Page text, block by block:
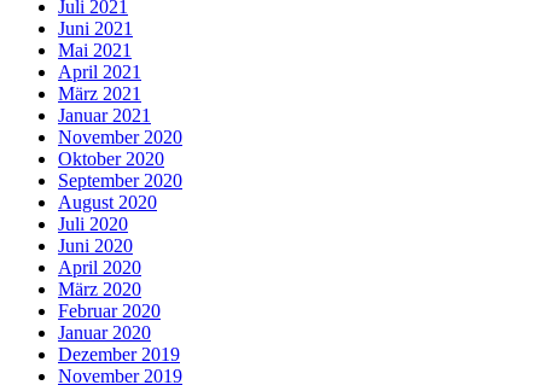
Juli 2021
Juni 2021
Mai 2021
April 2021
März 2021
Januar 2021
November 2020
Oktober 2020
September 2020
August 2020
Juli 2020
Juni 2020
April 2020
März 2020
Februar 2020
Januar 2020
Dezember 2019
November 2019